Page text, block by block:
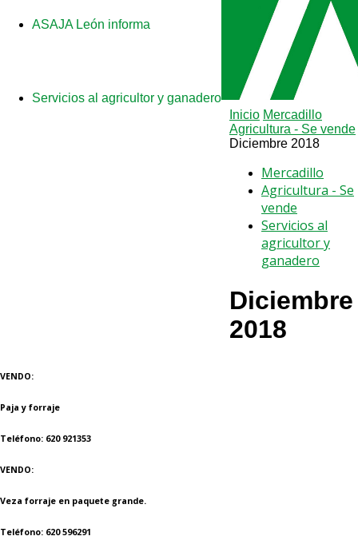
ASAJA León informa
Servicios al agricultor y ganadero
Inicio Mercadillo
Agricultura - Se vende
Diciembre 2018
Mercadillo
Agricultura - Se
vende
Servicios al
agricultor y
ganadero
Diciembre
2018
VENDO:
Paja y forraje
Teléfono: 620 921353
VENDO:
Veza forraje en paquete grande.
Teléfono: 620 596291